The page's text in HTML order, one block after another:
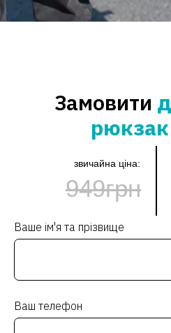
Замовити
звичайна ціна:
949грн
Ваше ім'я та прізвище
Ваш телефон